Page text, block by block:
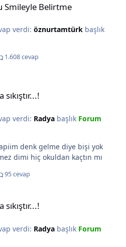
Smileyle Belirtme
verdi: öznurtamtürkbaşlık
1.608 cevap
verdi: Radyabaşlık Forum
bişi yok
yazmazsan denk gelmez dimi hiç okuldan kaçtın mı
95 cevap
verdi: Radyabaşlık Forum